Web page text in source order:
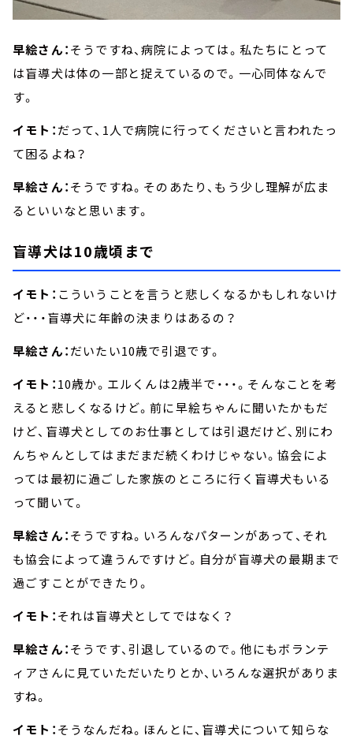
早絵さん：そうですね、病院によっては。私たちにとって
は盲導犬は体の一部と捉えているので。一心同体なんで
す。
イモト：だって、1人で病院に行ってくださいと言われたっ
て困るよね？
早絵さん：そうですね。そのあたり、もう少し理解が広ま
るといいなと思います。
盲導犬は10歳頃まで
イモト： こういうことを言うと悲しくなるかもしれないけ
ど・・・盲導犬に年齢の決まりはあるの？
早絵さん：だいたい10歳で引退です。
イモト：10歳か。エルくんは2歳半で・・・。そんなことを考
えると悲しくなるけど。前に早絵ちゃんに聞いたかもだ
けど、盲導犬としてのお仕事としては引退だけど、別にわ
んちゃんとしてはまだまだ続くわけじゃない。協会によ
っては最初に過ごした家族のところに行く盲導犬もいる
って聞いて。
早絵さん：そうですね。いろんなパターンがあって、それ
も協会によって違うんですけど。自分が盲導犬の最期まで
過ごすことができたり。
イモト：それは盲導犬としてではなく？
早絵さん：そうです、引退しているので。他にもボランテ
ィアさんに見ていただいたりとか、いろんな選択がありま
すね。
イモト：そうなんだね。ほんとに、盲導犬について知らな